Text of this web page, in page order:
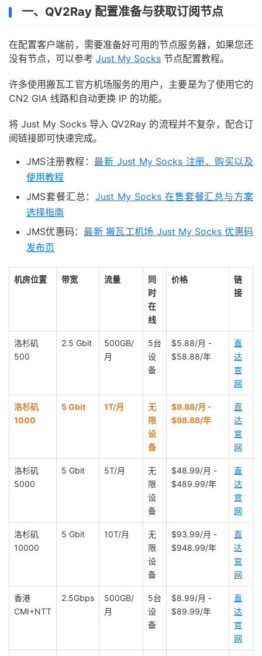
一、QV2Ray 配置准备与获取订阅节点
在配置客户端前，需要准备好可用的节点服务器，如果您还
没有节点，可以参考 Just My Socks 节点配置教程。
许多使用搬瓦工官方机场服务的用户，主要是为了使用它的
CN2 GIA 线路和自动更换 IP 的功能。
将 Just My Socks 导入 QV2Ray 的流程并不复杂，配合订
阅链接即可快速完成。
JMS注册教程：最新 Just My Socks 注册、购买以及
使用教程
JMS套餐汇总：Just My Socks 在售套餐汇总与方案
选择指南
JMS优惠码：最新 搬瓦工机场 Just My Socks 优惠码
发布页
机房位置 带宽 流量
同
时
在
线
价格
链
接
洛杉矶
500
2.5 Gbit
500GB/
月
5台
设
备
$5.88/月 -
$58.88/年
直
达
官
网
洛杉矶
1000
5 Gbit 1T/月
无
限
设
备
$9.88/月 -
$98.88/年
直
达
官
网
洛杉矶
5000
5 Gbit 5T/月
无
限
设
备
$48.99/月 -
$489.99/年
直
达
官
网
洛杉矶
10000
5 Gbit 10T/月
无
限
设
备
$93.99/月 -
$948.99/年
直
达
官
网
香港
CMI+NTT
2.5Gbps
500GB/
月
5台
设
备
$8.99/月 -
$89.99/年
直
达
官
网